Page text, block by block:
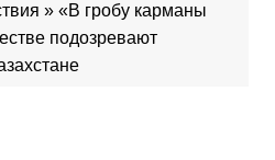
» «В гробу карманы
подозревают